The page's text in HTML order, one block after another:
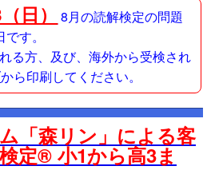
日）
8月の読解検定の問題
す。
る方、及び、海外から受検され
から印刷してください。
「森リン」による客
定® 小1から高3ま